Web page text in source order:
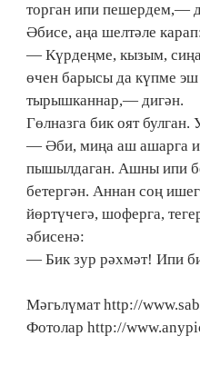
торган ипи пешердем,—
Әбисе, аңа шелтәле
— Күрдеңме, кызым, сиңа
өчен барысы да күпме эш
тырышканнар,— дигән.
Гөлназга бик оят булган.
— Әби, миңа аш ашарга
пышылдаган. Ашны ипи
бетергән. Аннан соң
йөртүчегә, шоферга,
әбисенә:
— Бик зур рәхмәт! Ипи
Мәгьлүмат http://
Фотолар http://